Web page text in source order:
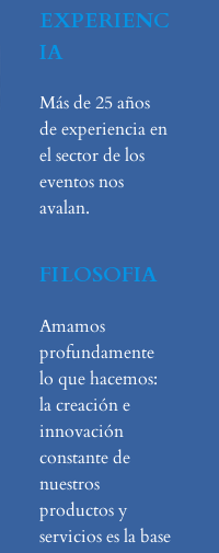
EXPERIENC
IA
Más de 25 años
de experiencia en
el sector de los
eventos nos
avalan.
FILOSOFIA
Amamos
profundamente
lo que hacemos:
la creación e
innovación
constante de
nuestros
productos y
servicios es la base